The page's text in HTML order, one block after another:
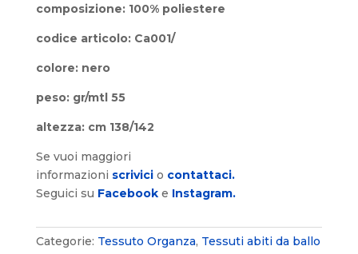
composizione: 100% poliestere
codice articolo: Ca001/
colore: nero
peso: gr/mtl 55
altezza: cm 138/142
Se vuoi maggiori
informazioni scrivici o contattaci.
Seguici su Facebooke Instagram.
Categorie: Tessuto Organza, Tessuti abiti da ballo